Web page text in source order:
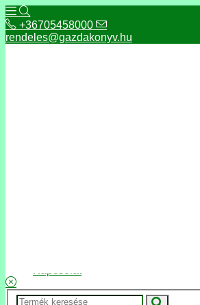
+36705458000
rendeles@gazdakonyv.hu